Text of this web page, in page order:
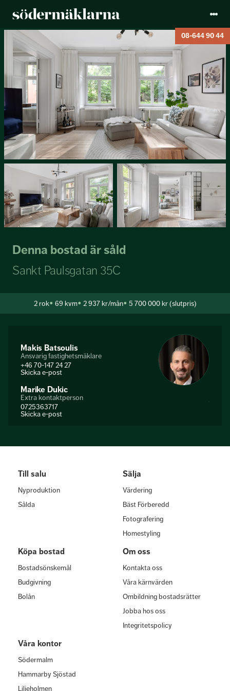
08-644 90 44
Denna bostad är såld
Sankt Paulsgatan 35C
2rok 69 kvm 2 937 kr/mån 5 700 000 kr (slutpris)
Makis Batsoulis
Ansvarig fastighetsmäklare
+46 70-147 24 27
Skicka e-post
Marike Dukic
Extra kontaktperson
0725363717
Skicka e-post
Till salu
Nyproduktion
Sålda
Sälja
Värdering
Bäst Förberedd
Fotografering
Homestyling
Köpa bostad
Bostadsönskemål
Budgivning
Bolån
Om oss
Kontakta oss
Våra kärnvärden
Ombildning bostadsrätter
Jobba hos oss
Integritetspolicy
Våra kontor
Södermalm
Hammarby Sjöstad
Liljeholmen